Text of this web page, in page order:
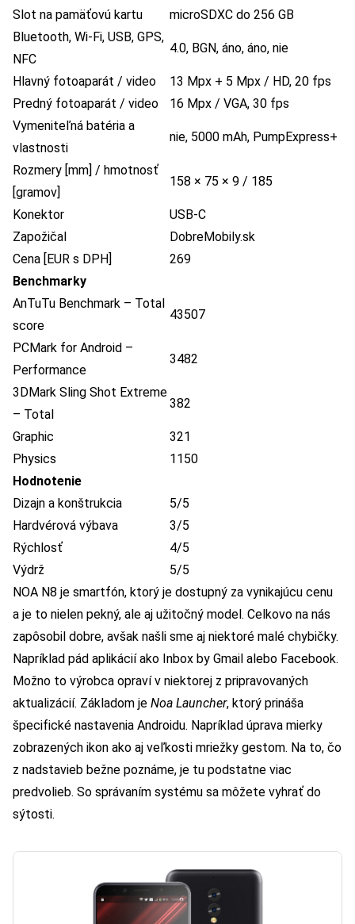
Slot na pamäťovú kartu
microSDXC do 256 GB
Bluetooth, Wi-Fi, USB, GPS,
NFC
4.0, BGN, áno, áno, nie
Hlavný fotoaparát / video
13 Mpx + 5 Mpx / HD, 20 fps
Predný fotoaparát / video
16 Mpx / VGA, 30 fps
Vymeniteľná batéria a
vlastnosti
nie, 5000 mAh, PumpExpress+
Rozmery [mm] / hmotnosť
[gramov]
158 × 75 × 9 / 185
Konektor
USB-C
Zapožičal
DobreMobily.sk
Cena [EUR s DPH]
269
Benchmarky
AnTuTu Benchmark – Total
score
43507
PCMark for Android –
Performance
3482
3DMark Sling Shot Extreme
– Total
382
Graphic
321
Physics
1150
Hodnotenie
Dizajn a konštrukcia
5/5
Hardvérová výbava
3/5
Rýchlosť
4/5
Výdrž
5/5
NOA N8 je smartfón, ktorý je dostupný za vynikajúcu cenu
a je to nielen pekný, ale aj užitočný model. Celkovo na nás
zapôsobil dobre, avšak našli sme aj niektoré malé chybičky.
Napríklad pád aplikácií ako Inbox by Gmail alebo Facebook.
Možno to výrobca opraví v niektorej z pripravovaných
aktualizácií. Základom je Noa Launcher, ktorý prináša
špecifické nastavenia Androidu. Napríklad úprava mierky
zobrazených ikon ako aj veľkosti mriežky gestom. Na to, čo
z nadstavieb bežne poznáme, je tu podstatne viac
predvolieb. So správaním systému sa môžete vyhrať do
sýtosti.